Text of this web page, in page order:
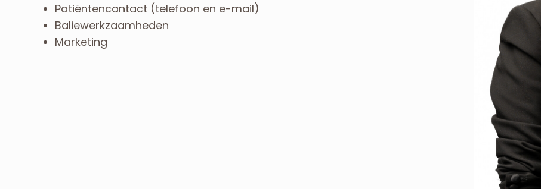
Patiëntencontact (telefoon en e-mail)
Baliewerkzaamheden
Marketing